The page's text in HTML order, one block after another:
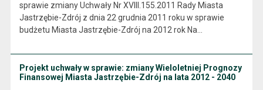
sprawie zmiany Uchwały Nr XVIII.155.2011 Rady Miasta
Jastrzębie-Zdrój z dnia 22 grudnia 2011 roku w sprawie
budżetu Miasta Jastrzębie-Zdrój na 2012 rok Na…
Projekt uchwały w sprawie: zmiany Wieloletniej Prognozy
Finansowej Miasta Jastrzębie-Zdrój na lata 2012 - 2040